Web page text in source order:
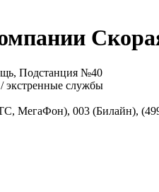
Подстанция №40
экстренные службы
МегаФон), 003 (Билайн),